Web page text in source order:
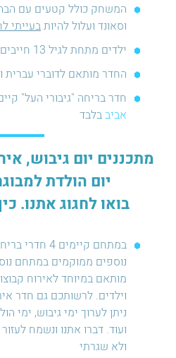
המשחק כולל קטעים עם
וסאונד ועלול להיותבעייתי
ילדים מתחת לגיל 13 חייבים בליווי מבוגר
החדר מותאם לדוברי עברית
חדר בריחה "גיבורי העל"
אביבבלבד
מתכננים יום גיבוש,
יום הולדת
בואו לחגוג אתנו.
נוספים ממוקמים במתחם
מותאם במיוחד לאירוח
ניתן לערוך ימי גיבוש, ימי
ועוד. דברו אתנו ונשמח
ולא שגרתי